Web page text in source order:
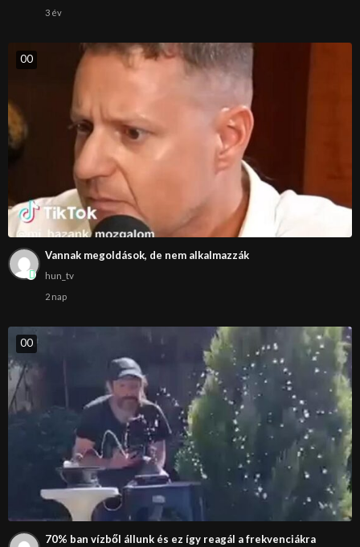
3 év
00
Vannak megoldások, de nem alkalmazzák
hun_tv
2 nap
00
70% ban vízből állunk és ez így reagál a frekvenciákra